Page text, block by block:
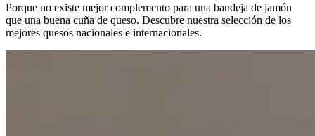
Porque no existe mejor complemento para una bandeja de jamón
que una buena cuña de queso. Descubre nuestra selección de los
mejores quesos nacionales e internacionales.